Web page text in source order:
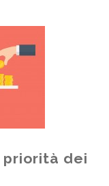
priorità dei